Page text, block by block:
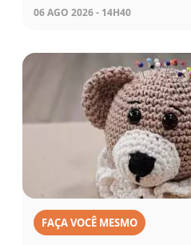
06 AGO 2026 - 14H40
FAÇA VOCÊ MESMO